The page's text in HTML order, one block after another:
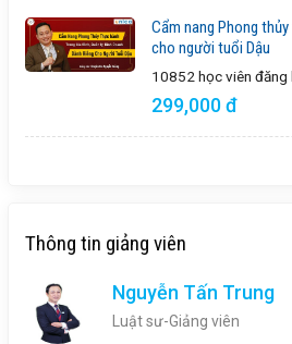
Cẩm nang Phong
cho người tuổi Dậu
10852 học viên đăng
299,000 đ
Thông tin giảng viên
Nguyễn Tấn Trung
Luật sư-Giảng viên